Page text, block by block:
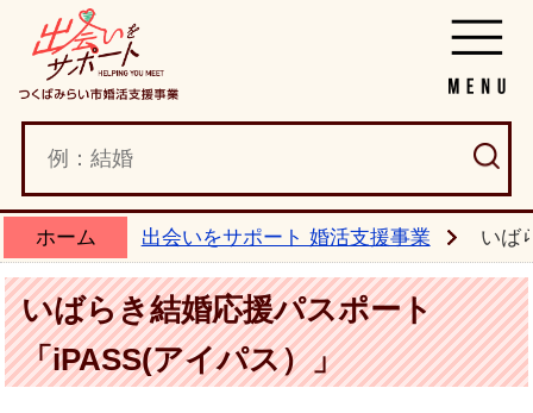
ホーム 出会いをサポート 婚活支援事業 いば
いばらき結婚応援パスポート
「iPASS(アイパス）」